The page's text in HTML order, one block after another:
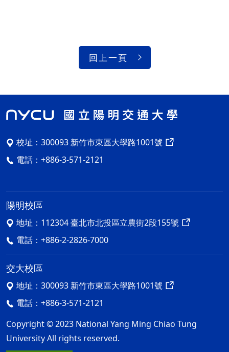
回上一頁
校址： 300093 新竹市東區大學路1001號
電話： +886-3-571-2121
陽明校區
地址： 112304 臺北市北投區立農街2段155號
電話： +886-2-2826-7000
交大校區
地址： 300093 新竹市東區大學路1001號
電話： +886-3-571-2121
Copyright © 2023 National Yang Ming Chiao Tung
University All rights reserved.